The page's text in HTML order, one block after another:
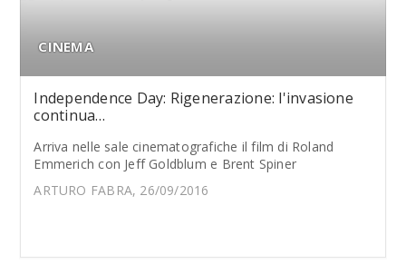
CINEMA
Independence Day: Rigenerazione: l'invasione
continua…
Arriva nelle sale cinematografiche il film di Roland
Emmerich con Jeff Goldblum e Brent Spiner
ARTURO FABRA, 26/09/2016